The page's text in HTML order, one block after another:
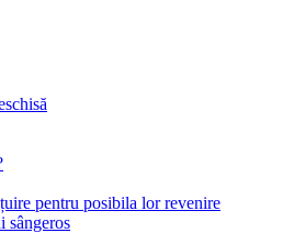
pentru posibila lor revenire
sângeros